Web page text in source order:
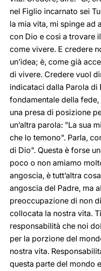
nel Figlio incarnato sei
la mia vita, mi spinge ad
con Dio e così a trovare
come vivere. E credere
un’idea; è, come già
di vivere. Credere vuol
indicataci dalla Parola di
fondamentale della
una presa di posizione
un’altra parola: "La sua
che lo temono". Parla,
di Dio". Questa è forse
poco o non amiamo
angoscia, è tutt’altra
angoscia del Padre, ma
preoccupazione di non
collocata la nostra vita.
responsabilità che noi
per la porzione del
nostra vita.
questa parte del mondo